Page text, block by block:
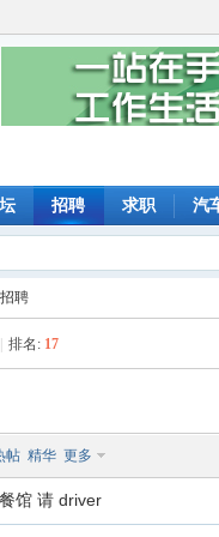
招聘 求职 汽
招聘
排名: 17
帖 精华 更多
馆 请 driver